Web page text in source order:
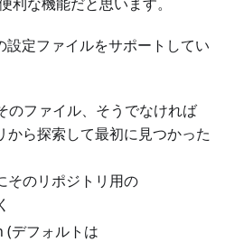
設定ファイルをサポートしてい
のファイル、そうでなければ
から探索して最初に見つかった
そのリポジトリ用の
デフォルトは